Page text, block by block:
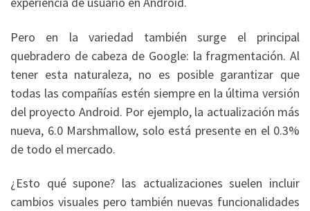
Pero en la variedad también surge el principal
quebradero de cabeza de Google: la fragmentación. Al
tener esta naturaleza, no es posible garantizar que
todas las compañías estén siempre en la última versión
del proyecto Android. Por ejemplo, la actualización más
nueva, 6.0 Marshmallow, solo está presente en el 0.3%
de todo el mercado.
¿Esto qué supone? las actualizaciones suelen incluir
cambios visuales pero también nuevas funcionalidades